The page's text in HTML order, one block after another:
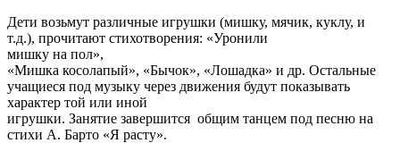
Дети возьмут различные игрушки (мишку, мячик, куклу, и
т.д.), прочитают стихотворения: «Уронили
мишку на пол»,
«Мишка косолапый», «Бычок», «Лошадка» и др. Остальные
учащиеся под музыку через движения будут показывать
характер той или иной
игрушки. Занятие завершится общим танцем под песню на
стихи А. Барто «Я расту».